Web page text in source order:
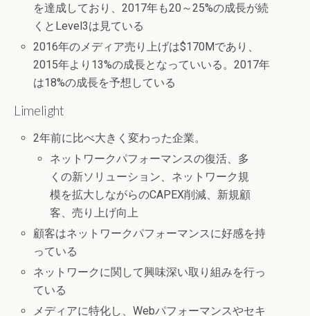
を達成しており、2017年も20～25%の成長が続
くとLevel3は見ている
2016年のメディア売り上げは$170Mであり、
2015年より13%の成長となっていいる。2017年
は18%の成長を予想している
Limelight
2年前に比べ大きく変わった企業。
ネットワークパフォーマンスの復活、多
くの新ソリューション、ネットワーク規
模を拡大しながらのCAPEX削減、新規顧
客、売り上げ向上
顧客はネットワークパフォーマンスに好感を持
っている
ネットワークに関して興味深い取り組みを行っ
ている
メディアに特化し、Webパフォーマンスやセキ